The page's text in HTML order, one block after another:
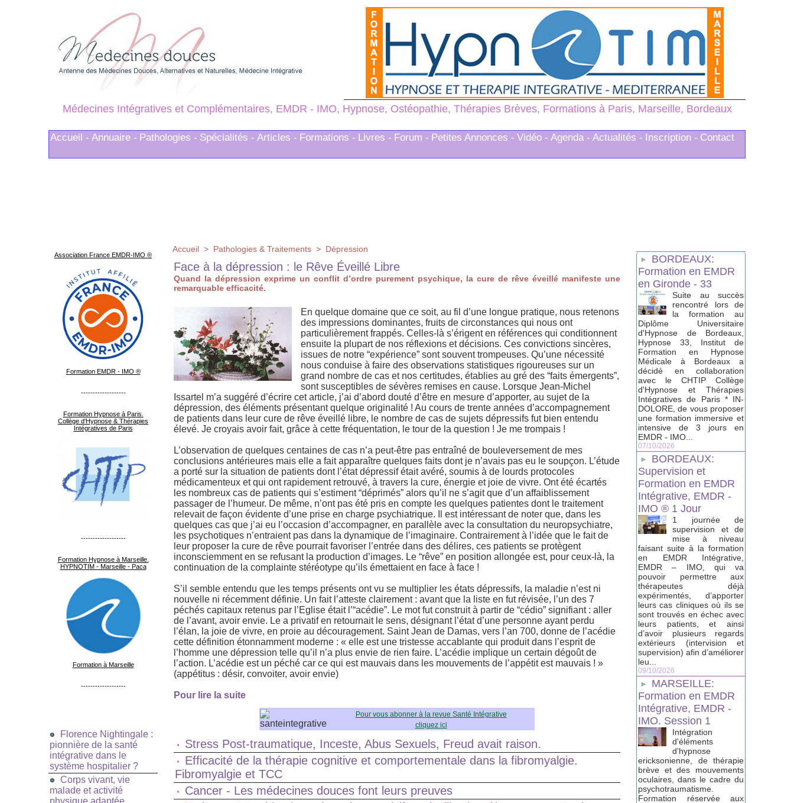
Médecines Intégratives et Complémentaires, EMDR - IMO, Hypnose, Ostéopathie, Thérapies Brèves, Formations à Paris, Marseille, Bordeaux
Accueil - Annuaire - Pathologies - Spécialités - Articles - Formations - Livres - Forum - Petites Annonces - Vidéo - Agenda - Actualités - Inscription - Contact
Association France EMDR-IMO ®
Formation EMDR - IMO ®
-------------------
Formation Hypnose à Paris.
Collège d'Hypnose & Thérapies
Intégratives de Paris
-------------------
Formation Hypnose à Marseille.
HYPNOTIM - Marseille - Paca
Formation à Marseille
-------------------
Florence Nightingale :
pionnière de la santé
intégrative dans le
système hospitalier ?
Corps vivant, vie
malade et activité
physique adaptée
Accueil > Pathologies & Traitements > Dépression
Face à la dépression : le Rêve Éveillé Libre
Quand la dépression exprime un conflit d’ordre purement psychique, la cure de rêve éveillé manifeste une
remarquable efficacité.
En quelque domaine que ce soit, au fil d’une longue pratique, nous retenons
des impressions dominantes, fruits de circonstances qui nous ont
particulièrement frappés. Celles-là s’érigent en références qui conditionnent
ensuite la plupart de nos réflexions et décisions. Ces convictions sincères,
issues de notre “expérience” sont souvent trompeuses. Qu’une nécessité
nous conduise à faire des observations statistiques rigoureuses sur un
grand nombre de cas et nos certitudes, établies au gré des “faits émergents”,
sont susceptibles de sévères remises en cause. Lorsque Jean-Michel
Issartel m’a suggéré d’écrire cet article, j’ai d’abord douté d’être en mesure d’apporter, au sujet de la
dépression, des éléments présentant quelque originalité ! Au cours de trente années d’accompagnement
de patients dans leur cure de rêve éveillé libre, le nombre de cas de sujets dépressifs fut bien entendu
élevé. Je croyais avoir fait, grâce à cette fréquentation, le tour de la question ! Je me trompais !
L’observation de quelques centaines de cas n’a peut-être pas entraîné de bouleversement de mes
conclusions antérieures mais elle a fait apparaître quelques faits dont je n’avais pas eu le soupçon. L’étude
a porté sur la situation de patients dont l’état dépressif était avéré, soumis à de lourds protocoles
médicamenteux et qui ont rapidement retrouvé, à travers la cure, énergie et joie de vivre. Ont été écartés
les nombreux cas de patients qui s’estiment “déprimés” alors qu’il ne s’agit que d’un affaiblissement
passager de l’humeur. De même, n’ont pas été pris en compte les quelques patientes dont le traitement
relevait de façon évidente d’une prise en charge psychiatrique. Il est intéressant de noter que, dans les
quelques cas que j’ai eu l’occasion d’accompagner, en parallèle avec la consultation du neuropsychiatre,
les psychotiques n’entraient pas dans la dynamique de l’imaginaire. Contrairement à l’idée que le fait de
leur proposer la cure de rêve pourrait favoriser l’entrée dans des délires, ces patients se protègent
inconsciemment en se refusant la production d’images. Le “rêve” en position allongée est, pour ceux-là, la
continuation de la complainte stéréotype qu’ils émettaient en face à face !
S’il semble entendu que les temps présents ont vu se multiplier les états dépressifs, la maladie n’est ni
nouvelle ni récemment définie. Un fait l’atteste clairement : avant que la liste en fut révisée, l’un des 7
péchés capitaux retenus par l’Eglise était l’“acédie”. Le mot fut construit à partir de “cédio” signifiant : aller
de l’avant, avoir envie. Le a privatif en retournait le sens, désignant l’état d’une personne ayant perdu
l’élan, la joie de vivre, en proie au découragement. Saint Jean de Damas, vers l’an 700, donne de l’acédie
cette définition étonnamment moderne : « elle est une tristesse accablante qui produit dans l’esprit de
l’homme une dépression telle qu’il n’a plus envie de rien faire. L’acédie implique un certain dégoût de
l’action. L’acédie est un péché car ce qui est mauvais dans les mouvements de l’appétit est mauvais ! »
(appétitus : désir, convoiter, avoir envie)
Pour lire la suite
Pour vous abonner à la revue Santé Intégrative
cliquez ici
Stress Post-traumatique, Inceste, Abus Sexuels, Freud avait raison.
Efficacité de la thérapie cognitive et comportementale dans la fibromyalgie.
Fibromyalgie et TCC
Cancer - Les médecines douces font leurs preuves
BORDEAUX:
Formation en EMDR
en Gironde - 33
Suite au succès
rencontré lors de
la formation au
Diplôme Universitaire
d'Hypnose de Bordeaux,
Hypnose 33, Institut de
Formation en Hypnose
Médicale à Bordeaux a
décidé en collaboration
avec le CHTIP Collège
d'Hypnose et Thérapies
Intégratives de Paris * IN-
DOLORE, de vous proposer
une formation immersive et
intensive de 3 jours en
EMDR - IMO...
07/10/2026
BORDEAUX:
Supervision et
Formation en EMDR
Intégrative, EMDR -
IMO ® 1 Jour
1 journée de
supervision et de
mise à niveau
faisant suite à la formation
en EMDR Intégrative,
EMDR – IMO, qui va
pouvoir permettre aux
thérapeutes déjà
expérimentés, d’apporter
leurs cas cliniques où ils se
sont trouvés en échec avec
leurs patients, et ainsi
d’avoir plusieurs regards
extérieurs (intervision et
supervision) afin d’améliorer
leu...
09/10/2026
MARSEILLE:
Formation en EMDR
Intégrative, EMDR -
IMO. Session 1
Intégration
d'éléments
d'hypnose
ericksonienne, de thérapie
brève et des mouvements
oculaires, dans le cadre du
psychotraumatisme.
Formation réservée aux